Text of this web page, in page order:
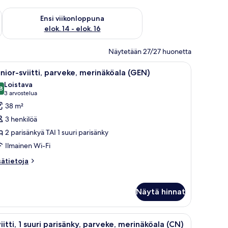
7 - elok. 9
Ensi viikonloppuna
elok. 14 - elok. 16
Tarkista ensi viikonlopun saatavuus elok. 14 - elok. 16
Näytetään 27/27 huonetta
televisio ja piano. Hotellihuone, jossa on kaksi sänkyä,
5 sviitti, parveke, merinäköala (GEN)
kautta 10
Loistava
3 arvostelua
(3
arvostelua)
38 m²
3 henkilöä
2 parisänkyä TAI 1 suuri parisänky
Ilmainen Wi-Fi
Näytä hinnat
työpöytä ja näkymä ulos.Hotellihuone, jossa on sänky, työpöytä,
4 1 suuri parisänky, parveke, merinäköala (CN)